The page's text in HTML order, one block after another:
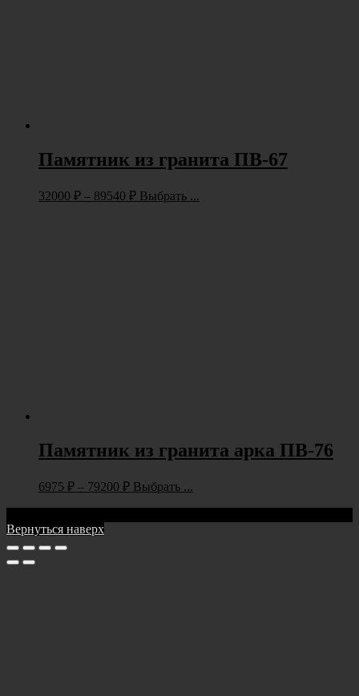
Памятник из гранита ПВ-67
32000 ₽ – 89540 ₽ Выбрать ...
Памятник из гранита арка ПВ-76
6975 ₽ – 79200 ₽ Выбрать ...
Вернуться наверх